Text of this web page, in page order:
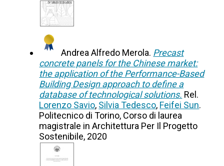
Andrea Alfredo Merola. Precast
concrete panels for the Chinese market:
the application of the Performance-Based
Building Design approach to define a
database of technological solutions. Rel.
Lorenzo Savio, Silvia Tedesco, Feifei Sun.
Politecnico di Torino, Corso di laurea
magistrale in Architettura Per Il Progetto
Sostenibile, 2020